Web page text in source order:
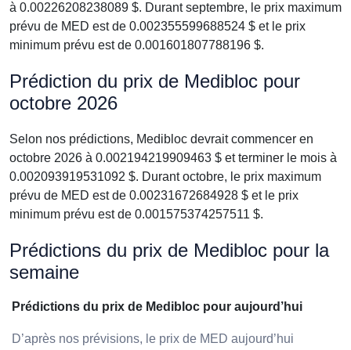
à 0.00226208238089 $. Durant septembre, le prix maximum
prévu de MED est de 0.002355599688524 $ et le prix
minimum prévu est de 0.001601807788196 $.
Prédiction du prix de Medibloc pour
octobre 2026
Selon nos prédictions, Medibloc devrait commencer en
octobre 2026 à 0.002194219909463 $ et terminer le mois à
0.002093919531092 $. Durant octobre, le prix maximum
prévu de MED est de 0.00231672684928 $ et le prix
minimum prévu est de 0.001575374257511 $.
Prédictions du prix de Medibloc pour la
semaine
Prédictions du prix de Medibloc pour aujourd’hui
D’après nos prévisions, le prix de MED aujourd’hui